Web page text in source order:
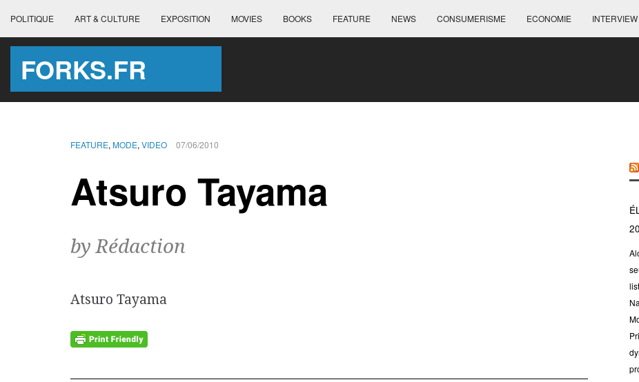
POLITIQUE ART & CULTURE EXPOSITION MOVIES BOOKS FEATURE NEWS CONSUMERISME ECONOMIE INTERVIEW
FORKS.FR
FEATURE, MODE, VIDEO 07/06/2010
Atsuro Tayama
by Rédaction
Atsuro Tayama